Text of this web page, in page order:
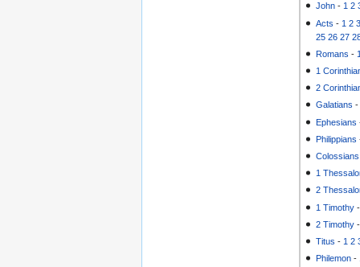
John -1 2
Acts - 1 2
25 26 27
Romans -
1
2
Galatians
Ephesians
Philippians
Colossians
1
2
1 Timothy
2 Timothy
Titus - 1 2
Philemon -